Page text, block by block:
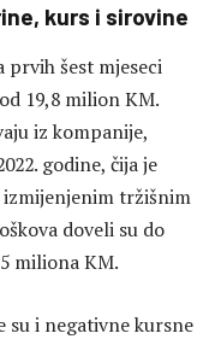
kurs i sirovine
šest mjeseci
19,8 milion KM.
iz kompanije,
godine, čija je
izmijenjenim tržišnim
doveli su do
miliona KM.
i negativne kursne